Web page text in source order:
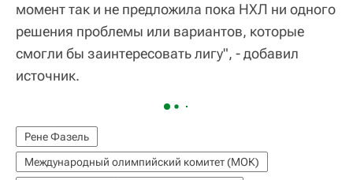
момент так и не предложила пока НХЛ ни одного
решения проблемы или вариантов, которые
смогли бы заинтересовать лигу", - добавил
источник.
Рене Фазель
Международный олимпийский комитет (МОК)